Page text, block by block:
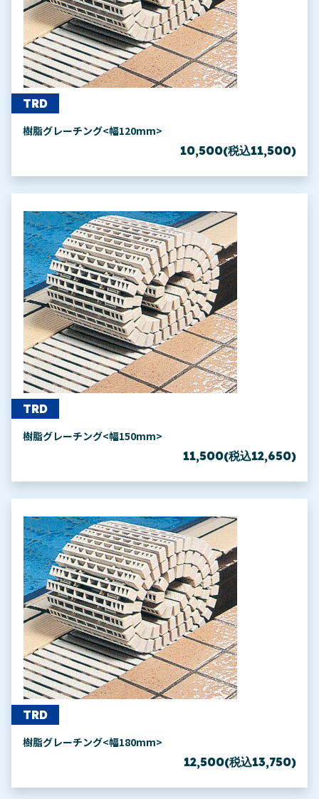
TRD
樹脂グレーチング<幅120mm>
10,500(税込11,500)
TRD
樹脂グレーチング<幅150mm>
11,500(税込12,650)
TRD
樹脂グレーチング<幅180mm>
12,500(税込13,750)